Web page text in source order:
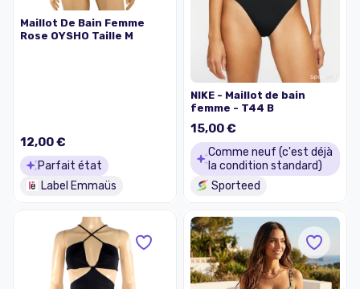
Maillot De Bain Femme
Rose OYSHO Taille M
12,00 €
Parfait état
Label Emmaüs
NIKE - Maillot de bain
femme - T44 B
15,00 €
Comme neuf (c'est déjà
la condition standard)
Sporteed